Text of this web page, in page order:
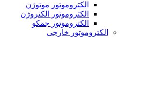
الکتروموتور موتوژن
الکتروموتور الکتروژن
الکتروموتور جمکو
الکتروموتور خارجی